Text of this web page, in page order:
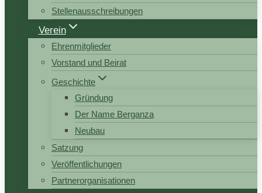
Stellenausschreibungen
Verein
Ehrenmitglieder
Vorstand und Beirat
Geschichte
Gründung
Der Name Berganza
Neubau
Satzung
Veröffentlichungen
Partnerorganisationen